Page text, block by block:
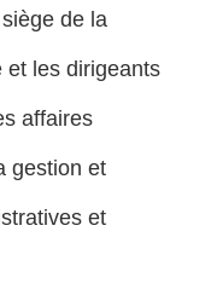
de la
et les dirigeants
affaires
gestion et
et